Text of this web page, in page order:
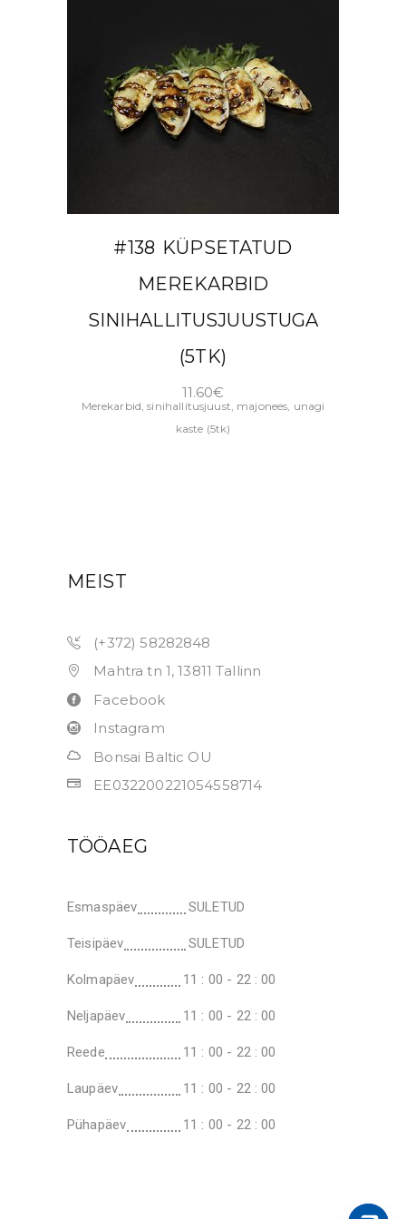
LISA KORVI
#138 KÜPSETATUD
MEREKARBID
SINIHALLITUSJUUSTUGA
(5TK)
11.60€
Merekarbid, sinihallitusjuust, majonees, unagi
kaste (5tk)
MEIST
(+372) 58282848
Mahtra tn 1, 13811 Tallinn
Facebook
Instagram
Bonsai Baltic OU
EE032200221054558714
TÖÖAEG
Esmaspäev SULETUD
Teisipäev SULETUD
Kolmapäev 11 : 00 - 22 : 00
Neljapäev 11 : 00 - 22 : 00
Reede 11 : 00 - 22 : 00
Laupäev 11 : 00 - 22 : 00
Pühapäev 11 : 00 - 22 : 00